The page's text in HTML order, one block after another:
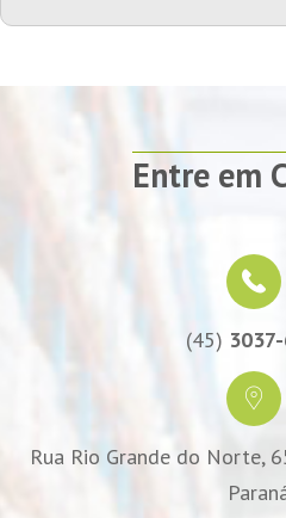
Entre em
(45)
Rua Rio Grande do Norte,